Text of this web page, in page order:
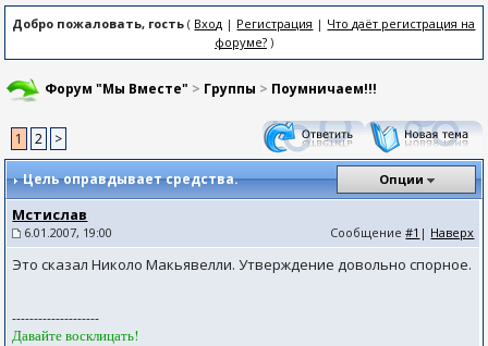
Добро пожаловать, гость ( Вход | Регистрация | Что даёт регистрация на
форуме?)
Форум "Мы Вместе" > Группы > Поумничаем!!!
1 2 >
Цель оправдывает средства. Опции
Мстислав
6.01.2007, 19:00 Сообщение#1 | Наверх
Это сказал Николо Макьявелли. Утверждение довольно спорное.
--------------------
Давайте восклицать!